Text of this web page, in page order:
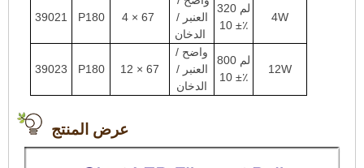
39021 P180 4 × 67
العنبر /
320 لم
± 10٪
4W
39023 P180 12 × 67
واضح /
العنبر /
الدخان
800 لم
± 10٪
12W
عرض المنتج